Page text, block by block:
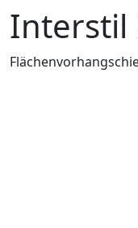
Interstil